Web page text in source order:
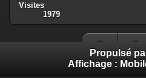
Visites
1979
Propulsé
Affichage :